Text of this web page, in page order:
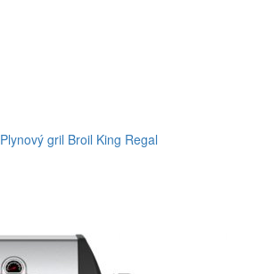
Plynový gril Broil King Regal